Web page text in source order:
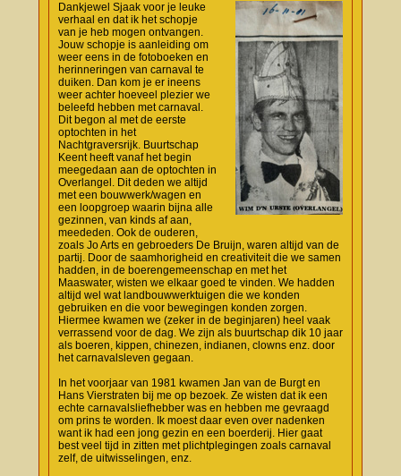
Dankjewel Sjaak voor je leuke
verhaal en dat ik het schopje
van je heb mogen ontvangen.
Jouw schopje is aanleiding om
weer eens in de fotoboeken en
herinneringen van carnaval te
duiken. Dan kom je er ineens
weer achter hoeveel plezier we
beleefd hebben met carnaval.
Dit begon al met de eerste
optochten in het
Nachtgraversrijk. Buurtschap
Keent heeft vanaf het begin
meegedaan aan de optochten in
Overlangel. Dit deden we altijd
met een bouwwerk/wagen en
een loopgroep waarin bijna alle
gezinnen, van kinds af aan,
meededen. Ook de ouderen,
zoals Jo Arts en gebroeders De Bruijn, waren altijd van de
partij. Door de saamhorigheid en creativiteit die we samen
hadden, in de boerengemeenschap en met het
Maaswater, wisten we elkaar goed te vinden. We hadden
altijd wel wat landbouwwerktuigen die we konden
gebruiken en die voor bewegingen konden zorgen.
Hiermee kwamen we (zeker in de beginjaren) heel vaak
verrassend voor de dag. We zijn als buurtschap dik 10 jaar
als boeren, kippen, chinezen, indianen, clowns enz. door
het carnavalsleven gegaan.
In het voorjaar van 1981 kwamen Jan van de Burgt en
Hans Vierstraten bij me op bezoek. Ze wisten dat ik een
echte carnavalsliefhebber was en hebben me gevraagd
om prins te worden. Ik moest daar even over nadenken
want ik had een jong gezin en een boerderij. Hier gaat
best veel tijd in zitten met plichtplegingen zoals carnaval
zelf, de uitwisselingen, enz.